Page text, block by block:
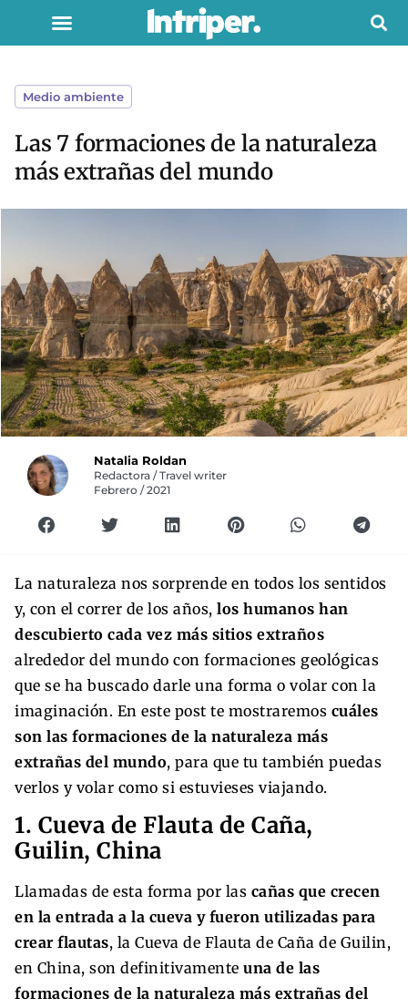
Medio ambiente
Las 7 formaciones de la naturaleza
más extrañas del mundo
Natalia Roldan
Redactora / Travel writer
Febrero / 2021
La naturaleza nos sorprende en todos los sentidos
y, con el correr de los años, los humanos han
descubierto cada vez más sitios extraños
alrededor del mundo con formaciones geológicas
que se ha buscado darle una forma o volar con la
imaginación. En este post te mostraremos cuáles
son las formaciones de la naturaleza más
extrañas del mundo, para que tu también puedas
verlos y volar como si estuvieses viajando.
1. Cueva de Flauta de Caña,
Guilin, China
Llamadas de esta forma por las cañas que crecen
en la entrada a la cueva y fueron utilizadas para
crear flautas, la Cueva de Flauta de Caña de Guilin,
en China, son definitivamente una de las
formaciones de la naturaleza más extrañas del